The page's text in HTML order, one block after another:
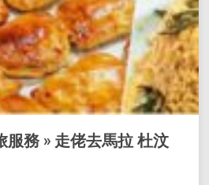
服務 » 走佬去馬拉 杜汶